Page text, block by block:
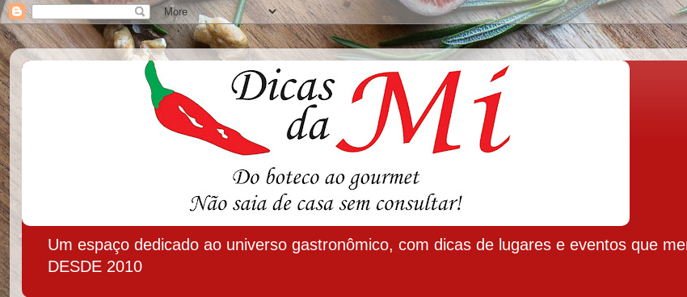
Um espaço dedicado ao universo gastronômico, com dicas de lugares e eventos que
DESDE 2010